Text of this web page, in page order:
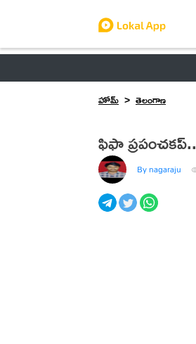
హోమ్
తెలంగాణ
ఫిఫా ప్రపంచకప్‌..
By nagaraju